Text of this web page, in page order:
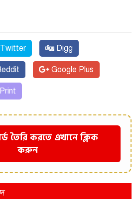
Twitter Digg
Google Plus
Print
তৈরি করতে এখানে ক্লিক
করুন